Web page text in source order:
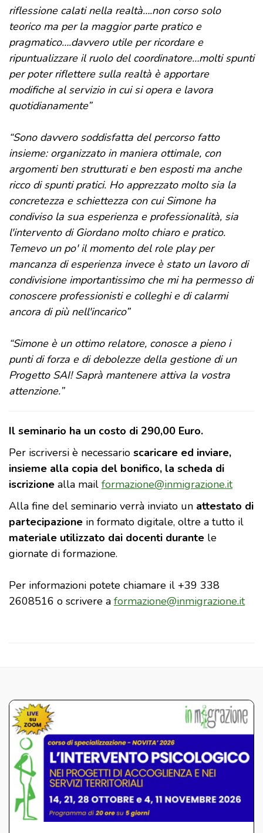
riflessione calati nella realtà….non corso solo
teorico ma per la maggior parte pratico e
pragmatico….davvero utile per ricordare e
ripuntualizzare il ruolo del coordinatore…molti spunti
per poter riflettere sulla realtà è apportare
modifiche al servizio in cui si opera e lavora
quotidianamente”
“Sono davvero soddisfatta del percorso fatto
insieme: organizzato in maniera ottimale, con
argomenti ben strutturati e ben esposti ma anche
ricco di spunti pratici. Ho apprezzato molto sia la
concretezza e schiettezza con cui Simone ha
condiviso la sua esperienza e professionalità, sia
l'intervento di Giordano molto chiaro e pratico.
Temevo un po' il momento del role play per
mancanza di esperienza invece è stato un lavoro di
condivisione importantissimo che mi ha permesso di
conoscere professionisti e colleghi e di calarmi
ancora di più nell'incarico”
“Simone è un ottimo relatore, conosce a pieno i
punti di forza e di debolezze della gestione di un
Progetto SAI! Saprà mantenere attiva la vostra
attenzione.”
Il seminario ha un costo di 290,00 Euro.
Per iscriversi è necessario scaricare ed inviare,
insieme alla copia del bonifico, la scheda di
iscrizione alla mail formazione@inmigrazione.it
Alla fine del seminario verrà inviato un attestato di
partecipazione in formato digitale, oltre a tutto il
materiale utilizzato dai docenti durante le
giornate di formazione.
Per informazioni potete chiamare il +39 338
2608516 o scrivere a formazione@inmigrazione.it